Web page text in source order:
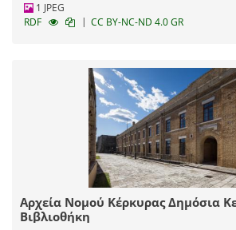
1 JPEG
RDF
| CC BY-NC-ND 4.0 GR
Αρχεία Νομού Κέρκυρας Δημόσια
Βιβλιοθήκη